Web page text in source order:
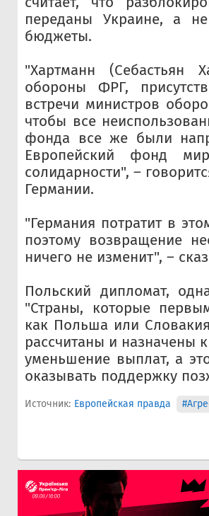
переданы Украине, а
бюджеты.
"Хартманн (Себастьян
обороны ФРГ,
встречи министров
чтобы все
фонда все же были
Европейский фонд
солидарности", –
Германии.
"Германия потратит в
поэтому возвращение
ничего не изменит", –
Польский дипломат,
"Страны, которые
как Польша или
рассчитаны и назначены
уменьшение выплат, а
оказывать поддержку
Источник: Европейская правда